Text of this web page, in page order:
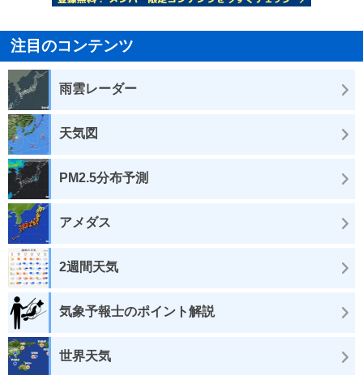
注目のコンテンツ
雨雲レーダー
天気図
PM2.5分布予測
アメダス
2週間天気
気象予報士のポイント解説
世界天気